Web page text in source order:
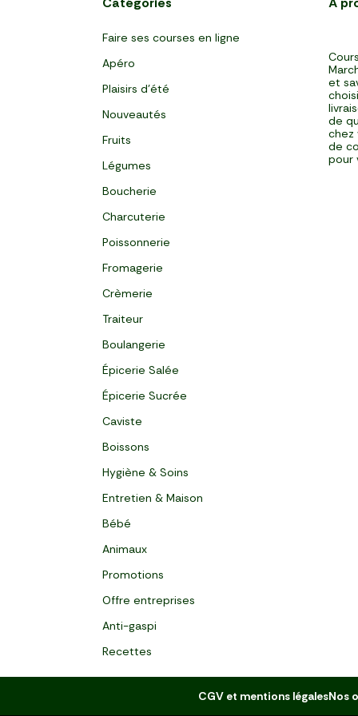
Faire ses courses en ligne
Apéro
Plaisirs d'été
Nouveautés
Fruits
Légumes
Boucherie
Charcuterie
Poissonnerie
Fromagerie
Crèmerie
Traiteur
Boulangerie
Épicerie Salée
Épicerie Sucrée
Caviste
Boissons
Hygiène & Soins
Entretien & Maison
Bébé
Animaux
Promotions
Offre entreprises
Anti-gaspi
Recettes
et
de
chez
de
pour
CGV et mentions légalesNos